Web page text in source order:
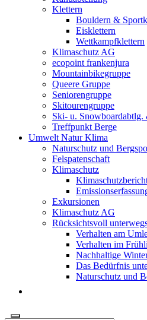
Klettern
Bouldern &
Eisklettern
Wettkampfklettern
Klimaschutz AG
ecopoint frankenjura
Mountainbikegruppe
Queere Gruppe
Seniorengruppe
Skitourengruppe
Ski- u.
Treffpunkt Berge
Umwelt Natur Klima
Naturschutz und
Felspatenschaft
Klimaschutz
Exkursionen
Klimaschutz AG
Rücksichtsvoll
Verhalten am
Verhalten im
Nachhaltige
Das Bedürfnis
Naturschutz und